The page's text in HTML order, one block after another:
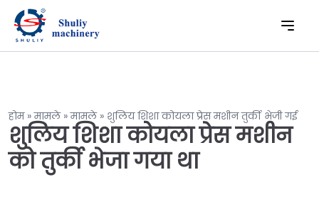
होम»मामले»मामले» शुलिय शिशा कोयला प्रेस मशीन तुर्की भेजी गई
शुलिय शिशा कोयला प्रेस मशीन
को तुर्की भेजा गया था